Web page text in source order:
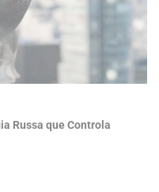
Russa que Controla